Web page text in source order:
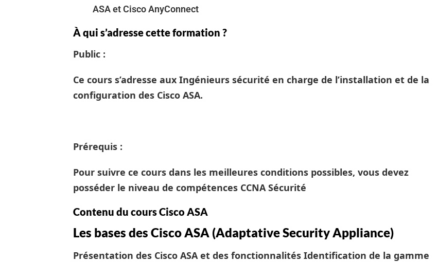
ASA et Cisco AnyConnect
À qui s’adresse cette formation ?
Public :
Ce cours s’adresse aux Ingénieurs sécurité en charge de l’installation et de la
configuration des Cisco ASA.
Prérequis :
Pour suivre ce cours dans les meilleures conditions possibles, vous devez
posséder le niveau de compétences CCNA Sécurité
Contenu du cours Cisco ASA
Les bases des Cisco ASA (Adaptative Security Appliance)
Présentation des Cisco ASA et des fonctionnalités Identification de la gamme